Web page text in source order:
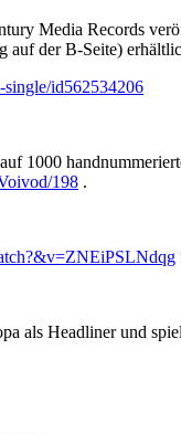
Media Records
der B-Seite)
single/id562534206
1000
198 .
als Headliner und